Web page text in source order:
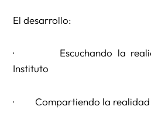
El desarrollo:
· Escuchando la
Instituto
· Compartiendo la realidad